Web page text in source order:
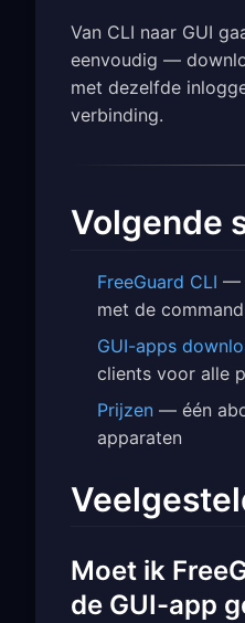
Van CLI naar GUI
eenvoudig —
met dezelfde
verbinding.
Volgende
FreeGuard CLI —
met de
GUI-apps
clients voor alle
Prijzen — één
apparaten
Moet ik
de GUI-app